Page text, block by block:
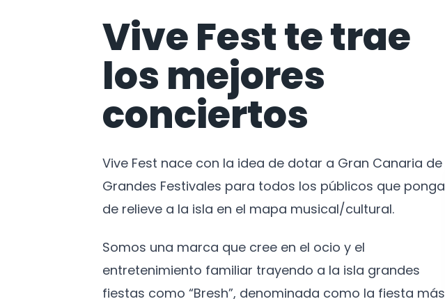
Vive Fest te trae
los mejores
conciertos
Vive Fest nace con la idea de dotar a Gran Canaria de
Grandes Festivales para todos los públicos que ponga
de relieve a la isla en el mapa musical/cultural.
Somos una marca que cree en el ocio y el
entretenimiento familiar trayendo a la isla grandes
fiestas como “Bresh”, denominada como la fiesta más